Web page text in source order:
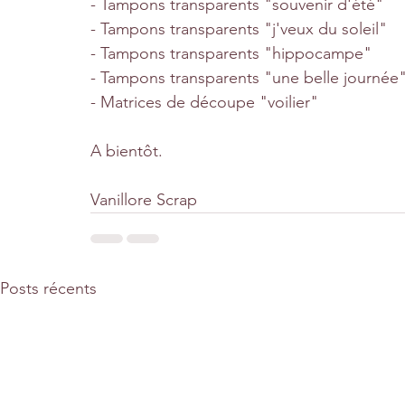
- Tampons transparents "souvenir d'été"
- Tampons transparents "j'veux du soleil"
- Tampons transparents "hippocampe"
- Tampons transparents "une belle
- Matrices de découpe "voilier"
A bientôt.
Vanillore Scrap
Posts récents